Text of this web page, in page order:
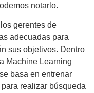
notarlo.
gerentes de
adecuadas para
sus objetivos. Dentro
Machine Learning
basa en entrenar
realizar búsqueda